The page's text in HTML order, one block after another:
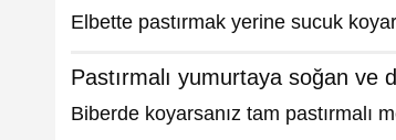
Elbette pastırmak yerine sucuk
Pastırmalı yumurtaya soğan ve
Biberde koyarsanız tam pastırmalı